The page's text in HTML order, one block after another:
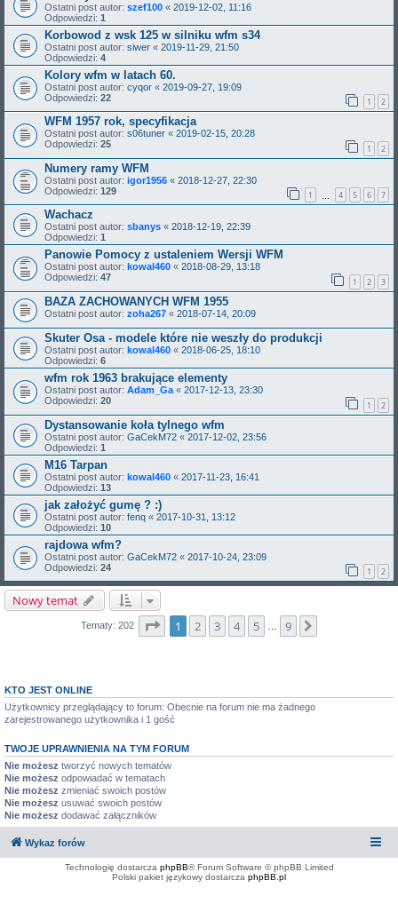
Ostatni post autor: szef100 « 2019-12-02, 11:16
Odpowiedzi: 1
Korbowod z wsk 125 w silniku wfm s34
Ostatni post autor: siwer « 2019-11-29, 21:50
Odpowiedzi: 4
Kolory wfm w latach 60.
Ostatni post autor: cyqor « 2019-09-27, 19:09
Odpowiedzi: 22 1 2
WFM 1957 rok, specyfikacja
Ostatni post autor: s06tuner « 2019-02-15, 20:28
Odpowiedzi: 25 1 2
Numery ramy WFM
Ostatni post autor: igor1956 « 2018-12-27, 22:30
Odpowiedzi: 129 1 4 5 6 7
Wachacz
Ostatni post autor: sbanys « 2018-12-19, 22:39
Odpowiedzi: 1
Panowie Pomocy z ustaleniem Wersji WFM
Ostatni post autor: kowal460 « 2018-08-29, 13:18
Odpowiedzi: 47 1 2 3
BAZA ZACHOWANYCH WFM 1955
Ostatni post autor: zoha267 « 2018-07-14, 20:09
Skuter Osa - modele które nie weszły do produkcji
Ostatni post autor: kowal460 « 2018-06-25, 18:10
Odpowiedzi: 6
wfm rok 1963 brakujące elementy
Ostatni post autor: Adam_Ga « 2017-12-13, 23:30
Odpowiedzi: 20 1 2
Dystansowanie koła tylnego wfm
Ostatni post autor: GaCekM72 « 2017-12-02, 23:56
Odpowiedzi: 1
M16 Tarpan
Ostatni post autor: kowal460 « 2017-11-23, 16:41
Odpowiedzi: 13
jak założyć gumę ? :)
Ostatni post autor: fenq « 2017-10-31, 13:12
Odpowiedzi: 10
rajdowa wfm?
Ostatni post autor: GaCekM72 « 2017-10-24, 23:09
Odpowiedzi: 24 1 2
Nowy temat
Tematy: 202 Strona1 z9
1 2 3 4 5 … 9
KTO JEST ONLINE
Użytkownicy przeglądający to forum: Obecnie na forum nie ma żadnego
zarejestrowanego użytkownika i 1 gość
TWOJE UPRAWNIENIA NA TYM FORUM
Nie możesz tworzyć nowych tematów
Nie możesz odpowiadać w tematach
Nie możesz zmieniać swoich postów
Nie możesz usuwać swoich postów
Nie możesz dodawać załączników
Wykaz forów
Technologię dostarcza phpBB® Forum Software © phpBB Limited
Polski pakiet językowy dostarcza phpBB.pl